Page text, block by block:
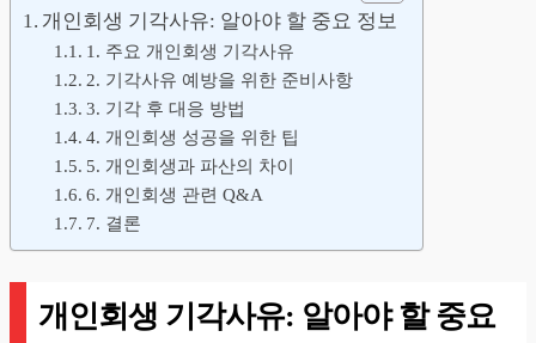
개인회생 기각사유: 알아야 할 중요 정보
1. 주요 개인회생 기각사유
2. 기각사유 예방을 위한 준비사항
3. 기각 후 대응 방법
4. 개인회생 성공을 위한 팁
5. 개인회생과 파산의 차이
6. 개인회생 관련 Q&A
7. 결론
개인회생 기각사유: 알아야 할 중요